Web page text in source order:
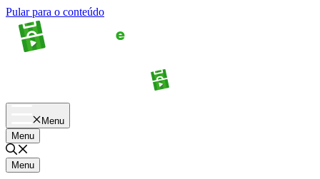
Pular para o conteúdo
Menu
Menu
Menu